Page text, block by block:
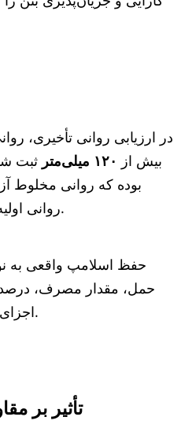
بیش از ۱۲۰ میلی‌متر ثبت
روانی اولیه مخلوط کنترل کمتر نباشد.
حفظ اسلامپ واقعی به
حمل، مقدار مصرف،
اجزای فرمولاسیون وابسته است.
تأثیر بر